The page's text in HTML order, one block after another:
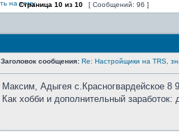
Страница 10 из 10 [ Сообщений: 96 ]
Заголовок сообщения: Re: Настройщики на TRS,
Максим, Адыгея с.Красногвардейское 8
Как хобби и дополнительный заработок: